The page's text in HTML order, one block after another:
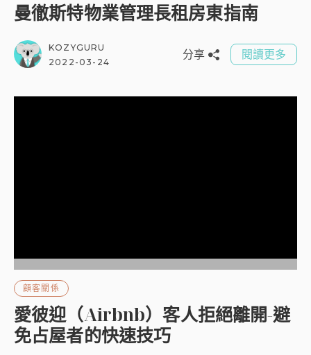
曼徹斯特物業管理長租房東指南
KOZYGURU
2022-03-24
分享 閱讀更多
顧客關係
愛彼迎（Airbnb）客人拒絕離開-避
免占屋者的快速技巧